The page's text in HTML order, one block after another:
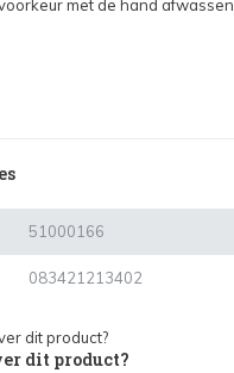
met de hand afwassen
51000166
083421213402
dit product?